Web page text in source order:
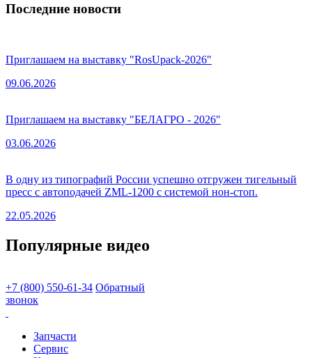
Последние новости
Приглашаем на выставку "RosUpack-2026"
09.06.2026
Приглашаем на выставку "БЕЛАГРО - 2026"
03.06.2026
В одну из типографий России успешно отгружен тигельный
пресс с автоподачей ZML-1200 с системой нон-стоп.
22.05.2026
Популярные видео
+7 (800) 550-61-34 Обратный
звонок
Запчасти
Сервис